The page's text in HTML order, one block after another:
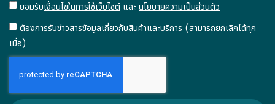
ยอมรับเงื่อนไขในการใช้เว็บไซต์ และ นโยบายความเป็นส่วนตัว
ต้องการรับข่าวสารข้อมูลเกี่ยวกับสินค้าและบริการ (สามารถยกเลิกได้ทุก
เมื่อ)